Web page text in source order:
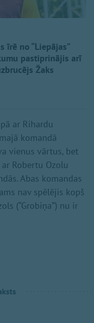
īrē no “Liepājas”
pastiprinājis arī
Žaks
ar Rihardu
komandā
vienus vārtus, bet
Robertu Ozolu
Abas komandas
nav spēlējis kopš
(“Grobiņa”) nu ir